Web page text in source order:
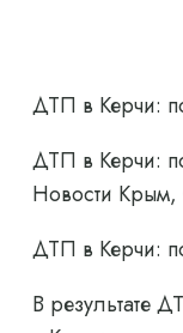
ДТП в Керчи:
ДТП в Керчи:
Новости
ДТП в Керчи:
В результате